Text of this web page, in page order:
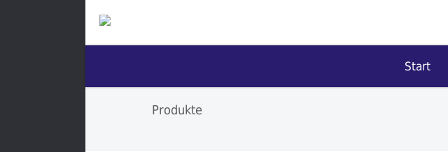
Start
Produkte